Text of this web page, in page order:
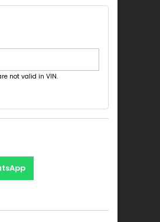
not valid in VIN.